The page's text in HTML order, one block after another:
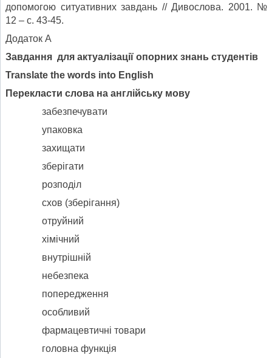
допомогою ситуативних завдань // Дивослова. 2001. №
12 – с. 43-45.
Додаток А
Завдання для актуалізації опорних знань студентів
Translate the words into English
Перекласти слова на англійську мову
забезпечувати
упаковка
захищати
зберігати
розподіл
схов (зберігання)
отруйний
хімічний
внутрішній
небезпека
попередження
особливий
фармацевтичні товари
головна функція